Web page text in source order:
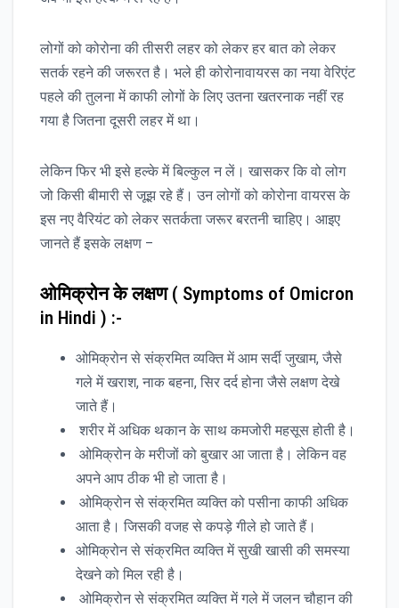
लोगों को कोरोना की तीसरी लहर को लेकर हर बात को लेकर
सतर्क रहने की जरूरत है। भले ही कोरोनावायरस का नया वेरिएंट
पहले की तुलना में काफी लोगों के लिए उतना खतरनाक नहीं रह
गया है जितना दूसरी लहर में था।
लेकिन फिर भी इसे हल्के में बिल्कुल न लें। खासकर कि वो लोग
जो किसी बीमारी से जूझ रहे हैं। उन लोगों को कोरोना वायरस के
इस नए वैरियंट को लेकर सतर्कता जरूर बरतनी चाहिए। आइए
जानते हैं इसके लक्षण –
ओमिक्रोन के लक्षण ( Symptoms of Omicron
in Hindi ) :-
ओमिक्रोन से संक्रमित व्यक्ति में आम सर्दी जुखाम, जैसे
गले में खराश, नाक बहना, सिर दर्द होना जैसे लक्षण देखे
जाते हैं।
शरीर में अधिक थकान के साथ कमजोरी महसूस होती है।
ओमिक्रोन के मरीजों को बुखार आ जाता है। लेकिन वह
अपने आप ठीक भी हो जाता है।
ओमिक्रोन से संक्रमित व्यक्ति को पसीना काफी अधिक
आता है। जिसकी वजह से कपड़े गीले हो जाते हैं।
ओमिक्रोन से संक्रमित व्यक्ति में सुखी खासी की समस्या
देखने को मिल रही है।
ओमिक्रोन से संक्रमित व्यक्ति में गले में जलन चौहान की